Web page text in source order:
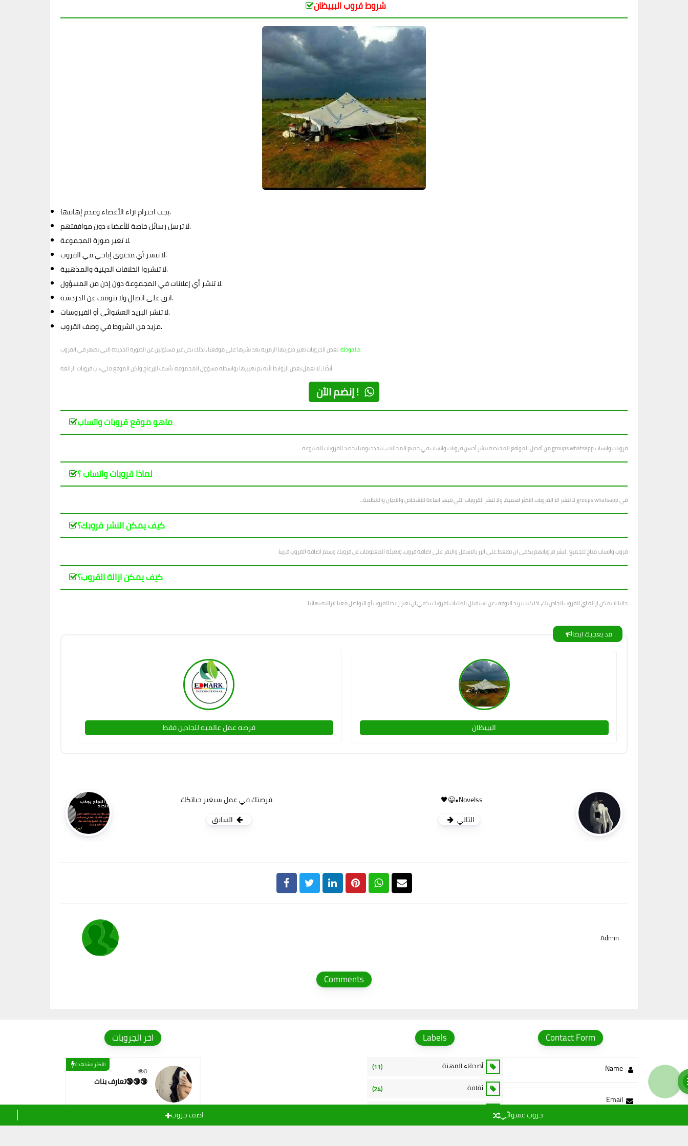
اضف جروب جروب عشوائي
شروط قروب البييظان
يجب احترام آراء الأعضاء وعدم إهانتها.
لا ترسل رسائل خاصة للأعضاء دون موافقتهم.
لا تغير صورة المجموعة.
لا تنشر أي محتوى إباحي في القروب.
لا تنشروا الخلافات الدينية والمذهبية.
لا تنشر أي إعلانات في المجموعة دون إذن من المسؤول.
ابق على اتصال ولا تتوقف عن الدردشة.
لا تنشر البريد العشوائي أو الفيروسات.
مزيد من الشروط في وصف القروب.
ملحوظة: بعض الجروبات تغير صورتها الرمزية بعد نشرها على موقعنا ، لذلك نحن غير مسئولين عن الصورة الجديدة التي تظهر في القروب.
أيضًا ، لا تعمل بعض الروابط لأنه تم تغييرها بواسطة مسؤول المجموعة. نأسف للإزعاج ولكن الموقع مليء ب قروبات الرائعة.
إنضم الآن !
ماهو موقع قروبات واتساب
قروبات واتساب groups whatsapp من أفضل المواقع المختصة بنشر أحسن قروبات واتساب في جميع المجالات ، بتجدد يوميا بجديد القروبات المتنوعة.
لماذا قروبات واتساب ؟
في groups whatsapp لا ننشر الا القروبات الاكثر اهمية، ولا ننشر القروبات التي فيها اساءة للاشخاص والاديان والانظمة...
كيف يمكن النشر قروبك؟
قروب واتساب متاح للجميع ، لنشر قروباتهم يكفي ان تضغط على الزر بالاسفل والنقر على اضافة قروب، وتعبئة المعلومات عن قروبك وستم اصافة القروب قريبا.
كيف يمكن ازالة القروب؟
حاليا لا يمكن ازالة اي القروب الخاص بك، اذا كنت تريد التوقف عن استقبال الطلبات لقروبك يكفي ان تغير رابط القروب أو التواصل معنا لازالته نهائيا.
قد يعجبك ايضا
فرصه عمل عالميه للجادين فقط البييظان
🖤😉•Novelss
التالي
فرصتك في عمل سيغير حياتكك
السابق
Admin
Comments
اخر الجروبات
0
الأكثر مشاهدة
تعارف بنات🔞🔞🔞
الأكثر مشاهدة
Labels
أصدقاء المهنة (11)
ثقافة (24)
Contact Form
Name
Email
Message